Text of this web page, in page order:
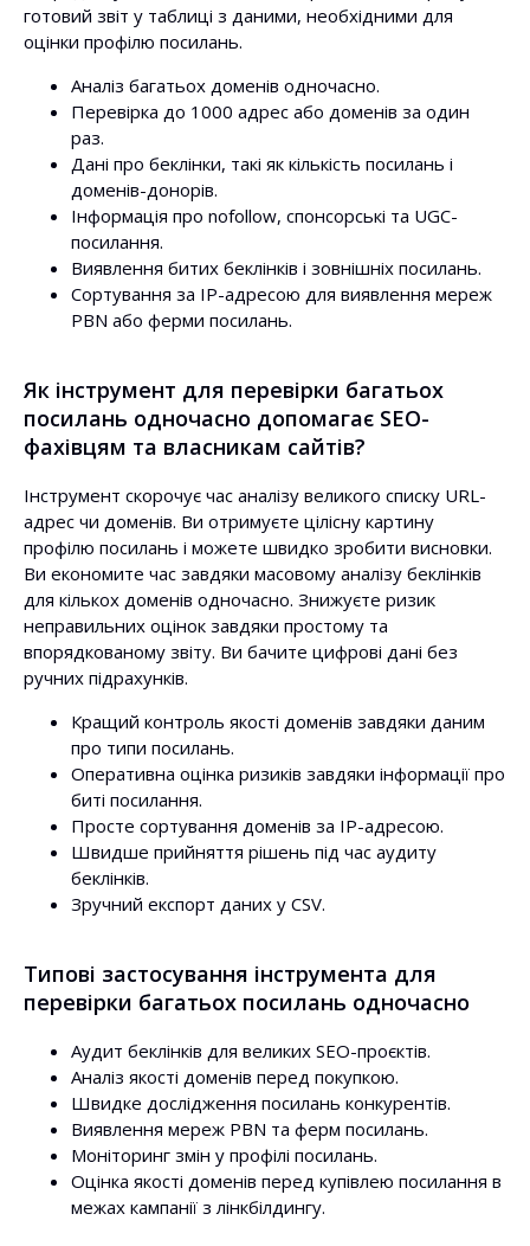
готовий звіт у таблиці з даними, необхідними для
оцінки профілю посилань.
Аналіз багатьох доменів одночасно.
Перевірка до 1000 адрес або доменів за один
раз.
Дані про беклінки, такі як кількість посилань і
доменів-донорів.
Інформація про nofollow, спонсорські та UGC-
посилання.
Виявлення битих беклінків і зовнішніх посилань.
Сортування за IP-адресою для виявлення мереж
PBN або ферми посилань.
Як інструмент для перевірки багатьох
посилань одночасно допомагає SEO-
фахівцям та власникам сайтів?
Інструмент скорочує час аналізу великого списку URL-
адрес чи доменів. Ви отримуєте цілісну картину
профілю посилань і можете швидко зробити висновки.
Ви економите час завдяки масовому аналізу беклінків
для кількох доменів одночасно. Знижуєте ризик
неправильних оцінок завдяки простому та
впорядкованому звіту. Ви бачите цифрові дані без
ручних підрахунків.
Кращий контроль якості доменів завдяки даним
про типи посилань.
Оперативна оцінка ризиків завдяки інформації про
биті посилання.
Просте сортування доменів за IP-адресою.
Швидше прийняття рішень під час аудиту
беклінків.
Зручний експорт даних у CSV.
Типові застосування інструмента для
перевірки багатьох посилань одночасно
Аудит беклінків для великих SEO-проєктів.
Аналіз якості доменів перед покупкою.
Швидке дослідження посилань конкурентів.
Виявлення мереж PBN та ферм посилань.
Моніторинг змін у профілі посилань.
Оцінка якості доменів перед купівлею посилання в
межах кампанії з лінкбілдингу.